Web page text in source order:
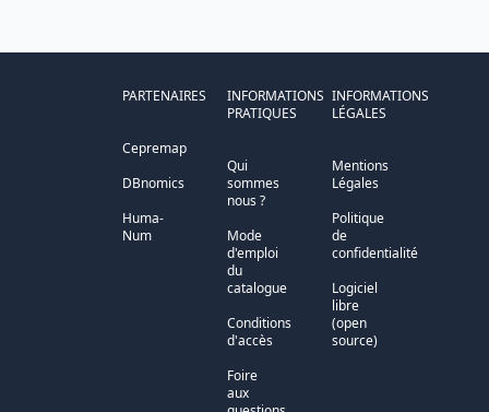
PARTENAIRES
Cepremap
DBnomics
Huma-
Num
INFORMATIONS
PRATIQUES
Qui
sommes
nous ?
Mode
d'emploi
du
catalogue
Conditions
d'accès
Foire
aux
INFORMATIONS
LÉGALES
Mentions
Légales
Politique
de
confidentialité
Logiciel
libre
(open
source)